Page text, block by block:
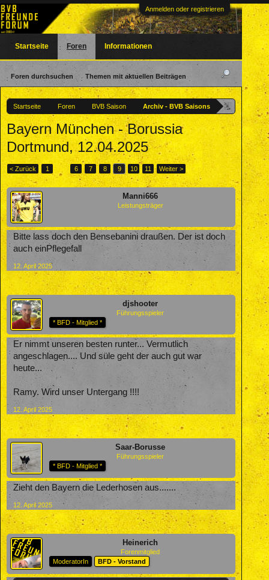
Anmelden oder registrieren
Startseite Foren BVB Saison Archiv - BVB Saisons
Bayern München - Borussia
Dortmund, 12.04.2025
< Zurück 1 ← 6 7 8 9 10 11 Weiter >
Manni666
Leistungsträger
Bitte lass doch den Bensebanini draußen. Der ist doch
auch einPflegefall
12. April 2025
djshooter
Führungsspieler
* BFD - Mitglied *
Er nimmt unseren besten runter... Vermutlich
angeschlagen.... Und süle geht der auch gut war
heute...
Ramy. Wird unser Untergang !!!!
12. April 2025
Saar-Borusse
Führungsspieler
* BFD - Mitglied *
Zieht den Bayern die Lederhosen aus.......
12. April 2025
Heinerich
Forenmitglied
ModeratorIn
BFD - Vorstand
Startseite Foren
Foren durchsuchen Themen mit aktuellen Beiträgen
Informationen